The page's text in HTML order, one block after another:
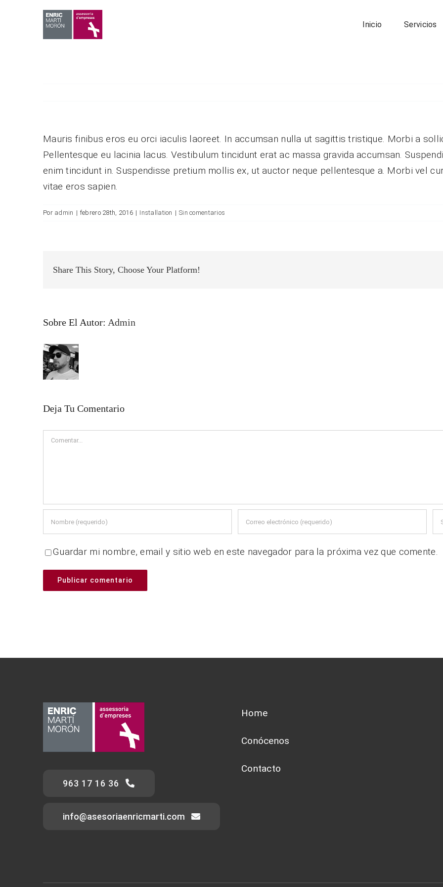
Inicio Servicios
Mauris finibus eros eu orci iaculis laoreet. In accumsan nulla ut sagittis tristique. Morbi a
Pellentesque eu lacinia lacus. Vestibulum tincidunt erat ac massa gravida accumsan.
enim tincidunt in. Suspendisse pretium mollis ex, ut auctor neque pellentesque a. Morbi vel
vitae eros sapien.
Por admin | febrero 28th, 2016 | Installation | Sin comentarios
Share This Story, Choose Your Platform!
Sobre El Autor: Admin
Deja Tu Comentario
Comentar
Guardar mi nombre, email y sitio web en este navegador para la próxima vez que comente.
963 17 16 36
info@asesoriaenricmarti.com
Home
Conócenos
Contacto